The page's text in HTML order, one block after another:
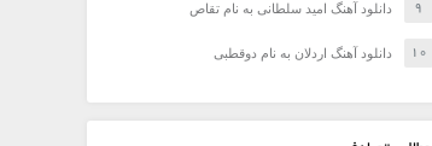
دانلود آهنگ امید سلطانی به نام تقاص
دانلود آهنگ اردلان به نام دوقطبی